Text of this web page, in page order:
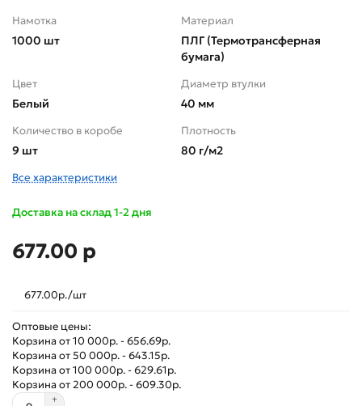
Намотка
1000 шт
Материал
ПЛГ (Термотрансферная
бумага)
Цвет
Белый
Диаметр втулки
40 мм
Количество в коробе
9 шт
Плотность
80 г/м2
Все характеристики
Доставка на склад 1-2 дня
677.00 р
677.00р./шт
Оптовые цены:
Корзина от 10 000р. - 656.69р.
Корзина от 50 000р. - 643.15р.
Корзина от 100 000р. - 629.61р.
Корзина от 200 000р. - 609.30р.